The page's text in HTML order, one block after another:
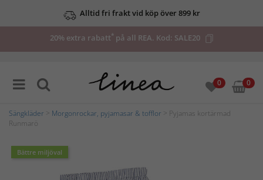
Alltid fri frakt vid köp över 899 kr
20% extra rabatt*på all REA. Kod: SALE20
0 0
Sängkläder Morgonrockar, pyjamasar & tofflor > Pyjamas kortärmad
Runmarö
Bättre miljöval